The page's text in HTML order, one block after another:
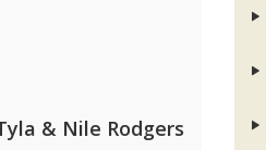
& Nile Rodgers